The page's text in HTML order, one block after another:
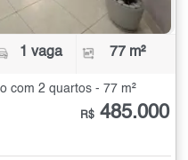
1 vaga 77 m²
com 2 quartos - 77 m²
R$ 485.000